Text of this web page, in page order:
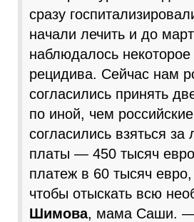
сразу
начали лечить и до
наблюдалось
рецидива. Сейчас нам
согласились принять
по иной, чем
согласились взяться
платы — 450 тысяч
платеж в 60 тысяч
чтобы отыскать всю
Шимова, мама Саши. —